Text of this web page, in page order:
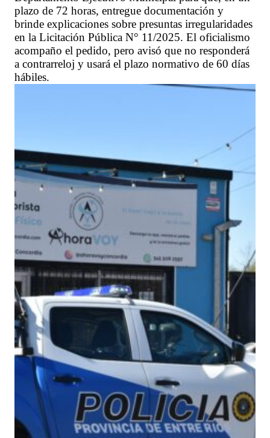
plazo de 72 horas, entregue documentación y
brinde explicaciones sobre presuntas irregularidades
en la Licitación Pública N° 11/2025. El oficialismo
acompaño el pedido, pero avisó que no responderá
a contrarreloj y usará el plazo normativo de 60 días
hábiles.